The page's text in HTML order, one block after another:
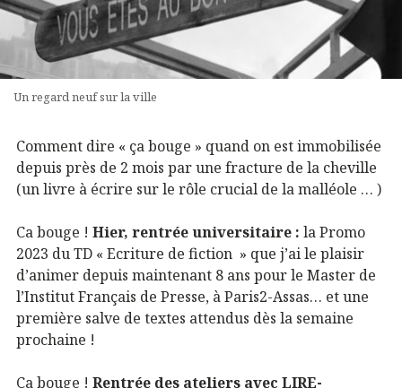
Un regard neuf sur la ville
Comment dire « ça bouge » quand on est immobilisée
depuis près de 2 mois par une fracture de la cheville
(un livre à écrire sur le rôle crucial de la malléole … )
Ca bouge ! Hier, rentrée universitaire : la Promo
2023 du TD « Ecriture de fiction » que j’ai le plaisir
d’animer depuis maintenant 8 ans pour le Master de
l’Institut Français de Presse, à Paris2-Assas… et une
première salve de textes attendus dès la semaine
prochaine !
Ca bouge ! Rentrée des ateliers avec LIRE-